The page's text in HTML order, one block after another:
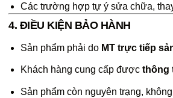
Các trường hợp tự ý sửa chữa,
4. ĐIỀU KIỆN BẢO HÀNH
Sản phẩm phải do MT trực tiếp
Khách hàng cung cấp được thông
Sản phẩm còn nguyên trạng,